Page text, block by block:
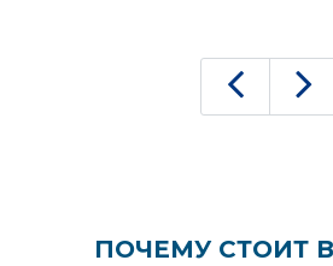
ПОЧЕМУ СТОИТ